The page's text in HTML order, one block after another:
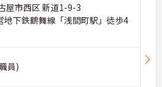
屋市西区 新道1-9-3
地下鉄鶴舞線「浅間町駅」徒歩4
員)